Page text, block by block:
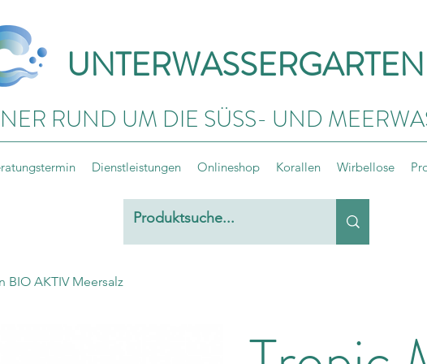
UNTERWASSERGARTEN
RUND UM DIE SÜSS- UND
Dienstleistungen Onlineshop Korallen Wirbellose
BIO AKTIV Meersalz